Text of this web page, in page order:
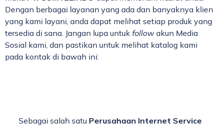
Dengan berbagai layanan yang ada dan banyaknya klien
yang kami layani, anda dapat melihat setiap produk yang
tersedia di sana. Jangan lupa untuk follow akun Media
Sosial kami, dan pastikan untuk melihat katalog kami
pada kontak di bawah ini:
Sebagai salah satu Perusahaan Internet Service